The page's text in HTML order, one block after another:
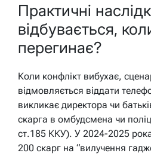
Практичні
відбувається,
перегинає?
Коли конфлікт вибухає,
відмовляється віддати
викликає директора чи
скарга в омбудсмена чи
ст.185 ККУ). У 2024-2025
200 скарг на “вилучення